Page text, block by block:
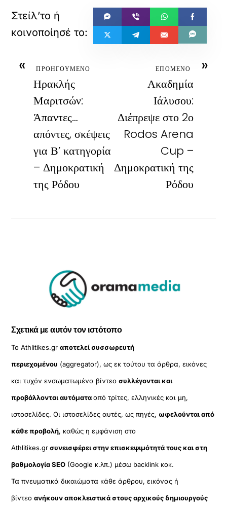
« ΠΡΟΗΓΟΥΜΕΝΟ
Ηρακλής
Μαριτσών:
Άπαντες…
απόντες, σκέψεις
για Β’ κατηγορία
– Δημοκρατική
της Ρόδου
»
ΕΠΟΜΕΝΟ
Ακαδημία
Ιάλυσου:
Διέπρεψε στο 2ο
Rodos Arena
Cup –
Δημοκρατική της
Ρόδου
Σχετικά με αυτόν τον ιστότοπο
Το Athlitikes.grαποτελεί συσσωρευτή
περιεχομένου (aggregator), ως εκ τούτου τα άρθρα, εικόνες
και τυχόν ενσωματωμένα βίντεοσυλλέγονται και
προβάλλονται αυτόματααπό τρίτες, ελληνικές και μη,
ιστοσελίδες. Οι ιστοσελίδες αυτές, ως πηγές, ωφελούνται από
κάθε προβολή, καθώς η εμφάνιση στο
Athlitikes.grσυνεισφέρει στην επισκεψιμότητά τους και στη
βαθμολογία SEO (Google κ.λπ.) μέσω backlink κοκ.
Τα πνευματικά δικαιώματα κάθε άρθρου, εικόνας ή
βίντεοανήκουν αποκλειστικά στους αρχικούς δημιουργούς